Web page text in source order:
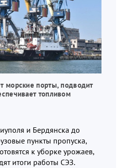
морские порты, подводит
топливом
и Бердянска до
пункты пропуска,
к уборке урожаев,
итоги работы СЭЗ.